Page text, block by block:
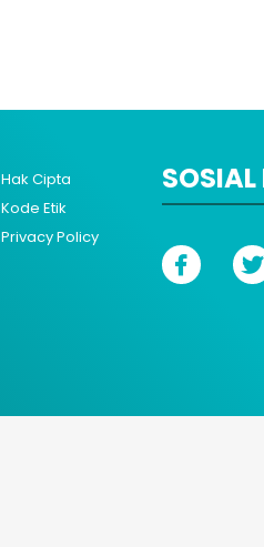
Hak Cipta
Kode Etik
Privacy Policy